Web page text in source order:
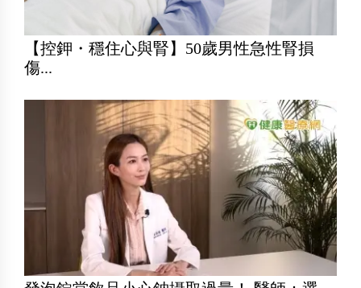
【控鉀・穩住心與腎】50歲男性急性腎損
傷...